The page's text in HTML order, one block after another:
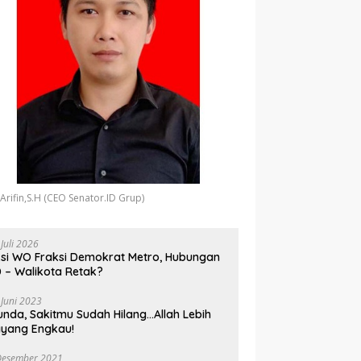
(CEO Senator.ID Grup)
2026
WO Fraksi Demokrat Metro, Hubungan
– Walikota Retak?
2023
Sakitmu Sudah Hilang…Allah Lebih
Engkau!
2021